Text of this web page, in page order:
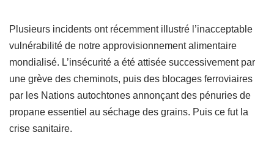
Plusieurs incidents ont récemment illustré l’inacceptable
vulnérabilité de notre approvisionnement alimentaire
mondialisé. L’insécurité a été attisée successivement par
une grève des cheminots, puis des blocages ferroviaires
par les Nations autochtones annonçant des pénuries de
propane essentiel au séchage des grains. Puis ce fut la
crise sanitaire.